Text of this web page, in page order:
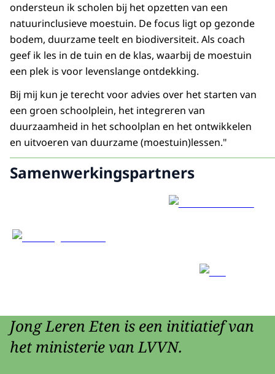
ondersteun ik scholen bij het opzetten van een
natuurinclusieve moestuin. De focus ligt op gezonde
bodem, duurzame teelt en biodiversiteit. Als coach
geef ik les in de tuin en de klas, waarbij de moestuin
een plek is voor levenslange ontdekking.
Bij mij kun je terecht voor advies over het starten van
een groen schoolplein, het integreren van
duurzaamheid in het schoolplan en het ontwikkelen
en uitvoeren van duurzame (moestuin)lessen."
Samenwerkingspartners
Jong Leren Eten is een initiatief van
het ministerie van LVVN.